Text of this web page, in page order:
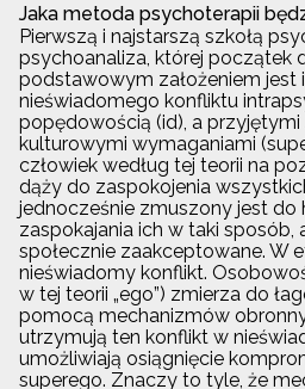
Jaka metoda psychoterapii
Pierwszą i najstarszą szkołą
psychoanaliza, której początek
podstawowym założeniem jest
nieświadomego konfliktu
popędowością (id), a przyjętymi
kulturowymi wymaganiami
człowiek według tej teorii na
dąży do zaspokojenia
jednocześnie zmuszony jest do
zaspokajania ich w taki sposób,
społecznie zaakceptowane. W
nieświadomy konflikt.
w tej teorii „ego”) zmierza do
pomocą mechanizmów
utrzymują ten konflikt w
umożliwiają osiągnięcie
superego. Znaczy to tyle, że